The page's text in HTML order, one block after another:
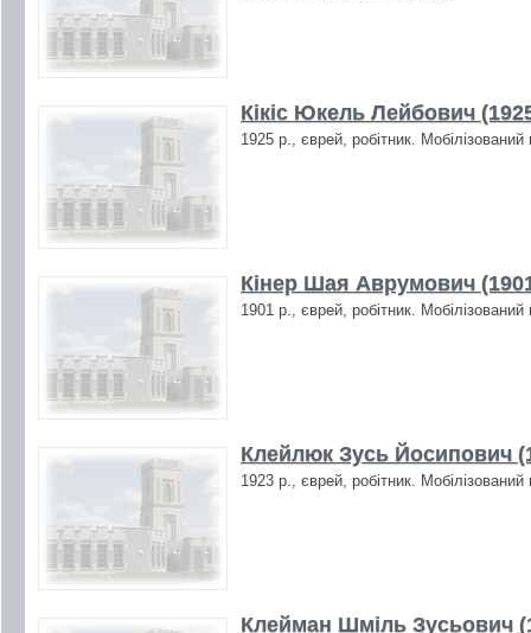
Кікіс Юкель Лейбович
1925 р., єврей, робітник.
Кінер Шая Аврумович
1901 р., єврей, робітник.
Клейлюк Зусь Йосипович
1923 р., єврей, робітник.
Клейман Шміль Зусьович